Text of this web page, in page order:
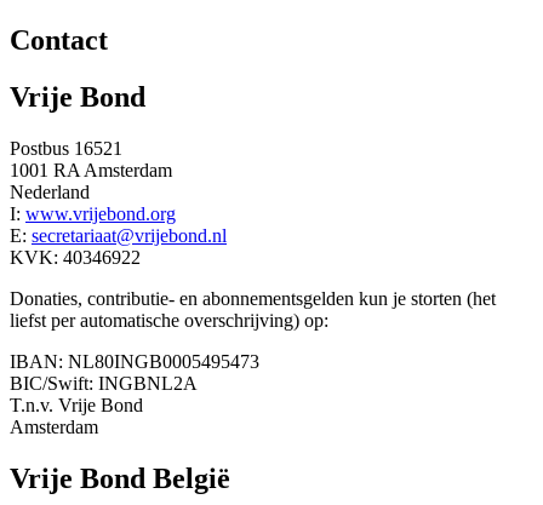
Contact
Vrije Bond
Postbus 16521
1001 RA Amsterdam
Nederland
I: www.vrijebond.org
E: secretariaat@vrijebond.nl
KVK: 40346922
Donaties, contributie- en abonnementsgelden kun je storten (het
liefst per automatische overschrijving) op:
IBAN: NL80INGB0005495473
BIC/Swift: INGBNL2A
T.n.v. Vrije Bond
Amsterdam
Vrije Bond België